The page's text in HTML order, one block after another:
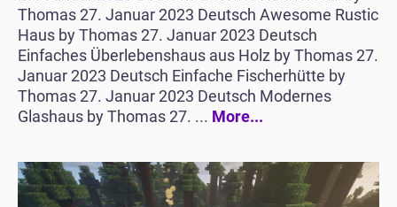
Thomas 27. Januar 2023 Deutsch Awesome Rustic
Haus by Thomas 27. Januar 2023 Deutsch
Einfaches Überlebenshaus aus Holz by Thomas 27.
Januar 2023 Deutsch Einfache Fischerhütte by
Thomas 27. Januar 2023 Deutsch Modernes
Glashaus by Thomas 27. ... More...